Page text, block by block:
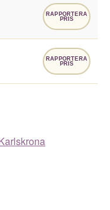
RAPPORTERA
PRIS
RAPPORTERA
PRIS